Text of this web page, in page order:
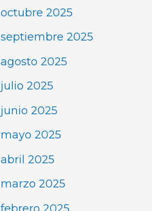
octubre 2025
septiembre 2025
agosto 2025
julio 2025
junio 2025
mayo 2025
abril 2025
marzo 2025